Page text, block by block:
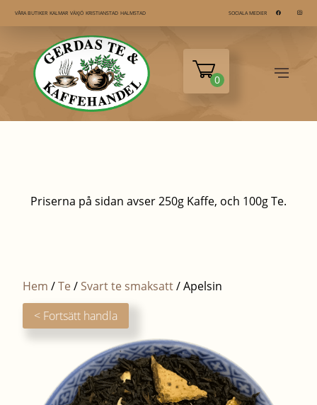
VÅRA BUTIKER KALMAR VÄXJÖ KRISTIANSTAD HALMSTAD SOCIALA MEDIER
0
Priserna på sidan avser 250g Kaffe, och 100g Te.
Hem /Te / Svart te smaksatt/ Apelsin
< Fortsätt handla